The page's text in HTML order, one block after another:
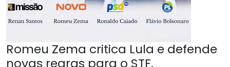
Romeu Zema critica Lula e defende
novas regras para o STF.